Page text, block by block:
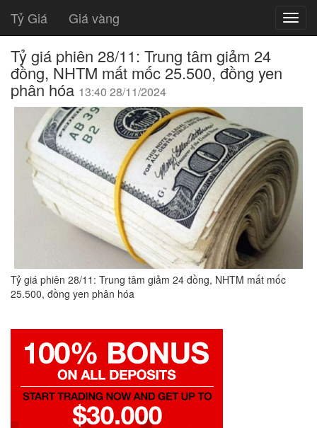
Tỷ Giá Giá vàng
Tỷ giá phiên 28/11: Trung tâm giảm 24
đồng, NHTM mất mốc 25.500, đồng yen
phân hóa 13:40 28/11/2024
Tỷ giá phiên 28/11: Trung tâm giảm 24 đồng, NHTM mất mốc
25.500, đồng yen phân hóa